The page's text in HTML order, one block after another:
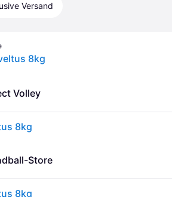
Versand
8kg
Volley
8kg
Store
8kg